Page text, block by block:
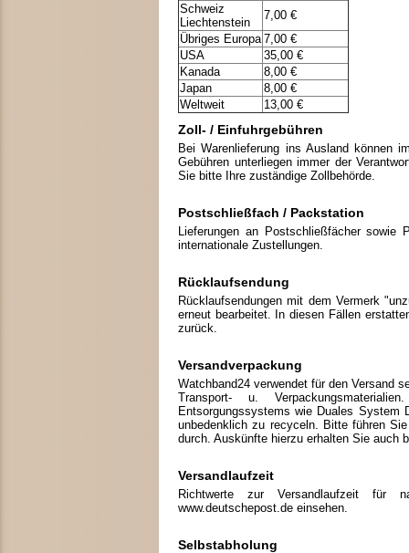
Schweiz
Liechtenstein
7,00 €
Übriges Europa 7,00 €
USA
35,00 €
Kanada
8,00 €
Japan
8,00 €
Weltweit
13,00 €
Zoll- / Einfuhrgebühren
Bei Warenlieferung ins Ausland können
Gebühren unterliegen immer der
Sie bitte Ihre zuständige Zollbehörde.
Postschließfach / Packstation
Lieferungen an Postschließfächer
internationale Zustellungen.
Rücklaufsendung
Rücklaufsendungen mit dem Vermerk
erneut bearbeitet. In diesen Fällen
zurück.
Versandverpackung
Watchband24 verwendet für den Versand
Transport- u.
Entsorgungssystems wie Duales System
unbedenklich zu recyceln. Bitte führen
durch. Auskünfte hierzu erhalten Sie auch
Versandlaufzeit
Richtwerte zur Versandlaufzeit für
www.deutschepost.de einsehen.
Selbstabholung